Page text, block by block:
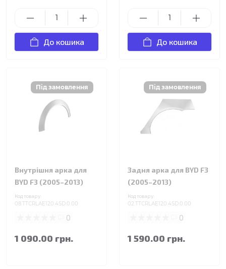
До кошика До кошика
Внутрішня арка для
BYD F3 (2005–2013)
Код товару:
08.TTCRLAE120.4SD.0.00
0
1 090.00 грн.
Задня арка для BYD F3
(2005–2013)
Код товару:
02.TTCRLAE120.4SD.0.00
0
1 590.00 грн.